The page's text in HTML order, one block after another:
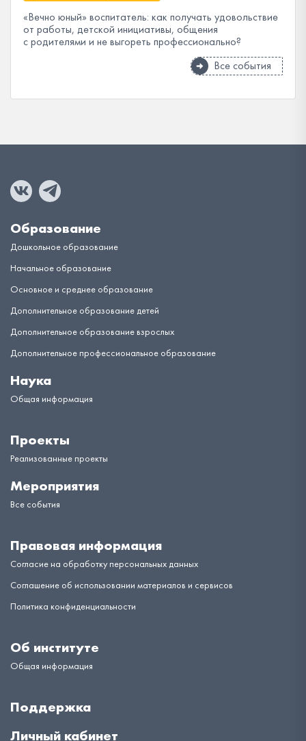
«Вечно юный» воспитатель: как получать удовольствие
от работы, детской инициативы, общения
с родителями и не выгореть профессионально?
Все события
Образование
Дошкольное образование
Начальное образование
Основное и среднее образование
Дополнительное образование детей
Дополнительное образование взрослых
Дополнительное профессиональное образование
Наука
Общая информация
Проекты
Реализованные проекты
Мероприятия
Все события
Правовая информация
Согласие на обработку персональных данных
Соглашение об использовании материалов и сервисов
Политика конфиденциальности
Об институте
Общая информация
Поддержка
Личный кабинет